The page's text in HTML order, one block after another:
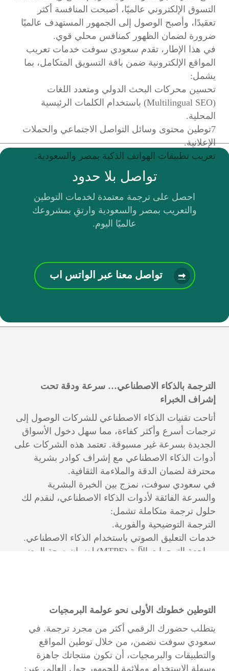
التسوق الإلكتروني عالميًا، أصبحت المنافسة أكثر
تعقيدًا، وأصبح الوصول إلى الجمهور المستهدف عالميًا
ضرورة لضمان الظهور كمنافس محلي قوي.
في هذا الإطار، تقدم سعودي سوفت خدمات تعريب
المواقع الإلكترونية ضمن باقة التسويق المتكامل، بما
يشمل:
تحسين محركات البحث الدولي ومتعدد اللغات
(Multilingual SEO) باستخدام الكلمات الرئيسية
المحلية.
7توطين محتوى وسائل التواصل الاجتماعي والحملات
الإعلانية.
تعريب تطبيقات الهواتف الذكية بمصر والسعودية.
تواصل بلا حدود
احصل على ترجمة معتمدة لخدمات التوطين
والتعريب بمصر والسعودية وارتقِ بمشروعك
عالميًا اليوم.
تواصل معنا عبر الواتس اب
الترجمة بالذكاء الاصطناعي… سرعة ودقة تحت
إشراف الخبراء
أتاحت تقنيات الذكاء الاصطناعي للشركات الوصول إلى
ترجمات أسرع وأكثر كفاءة، مما سهل دخول الأسواق
الجديدة بسرعة غير مسبوقة. تعتمد هذه الشركات على
أدوات الذكاء الاصطناعي مع إشراف كوادر بشرية
محترفة لضمان الدقة والملاءمة الثقافية.
في سعودي سوفت، نمزج بين الخبرة البشرية
والسرعة الفائقة لأدوات الذكاء الاصطناعي، لنقدم لك
حلول ترجمة متكاملة تشمل:
الترجمة التوضيحية والفورية.
خدمات التعليق الصوتي باستخدام الذكاء الاصطناعي.
مراجعة الترجمات الآلية (MTPE) لضمان صحة المعنى
التوطين خطوتك الأولى نحو عولمة البرمجيات
يتطلب حضورك الرقمي أكثر من مجرد ترجمة. في
سعودي سوفت نضمن، من خلال توطين المواقع
والتطبيقات والبرمجيات، أن تكون منتجاتك جاهزة
وسهلة الاستخدام وملائمة للجمهور حول العالم، عبر: